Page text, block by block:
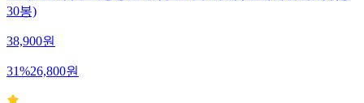
30봉)
38,900원
31%26,800원